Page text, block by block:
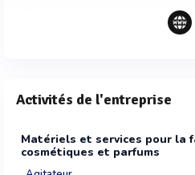
Activités de l'entreprise
Matériels et services pour la
cosmétiques et parfums